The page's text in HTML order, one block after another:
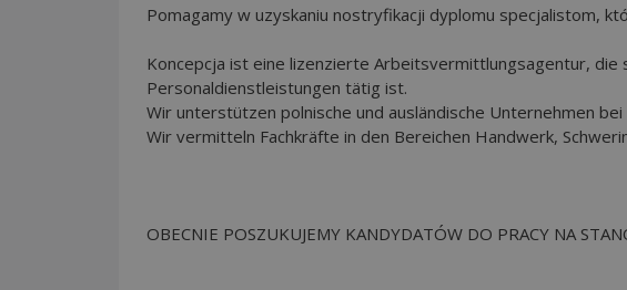
Pomagamy w uzyskaniu nostryfikacji dyplomu specjalistom,
Koncepcja ist eine lizenzierte Arbeitsvermittlungsagentur, die
Personaldienstleistungen tätig ist.
Wir unterstützen polnische und ausländische Unternehmen
Wir vermitteln Fachkräfte in den Bereichen Handwerk,
OBECNIE POSZUKUJEMY KANDYDATÓW DO PRACY NA